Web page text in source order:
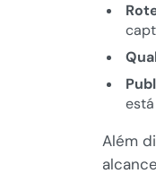
Além